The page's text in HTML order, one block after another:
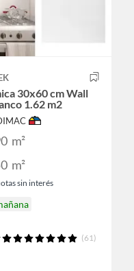
30x60 cm Wall
1.62 m2
m²
m²
sin interés
(61)